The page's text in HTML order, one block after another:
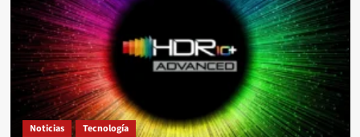
Noticias Tecnología